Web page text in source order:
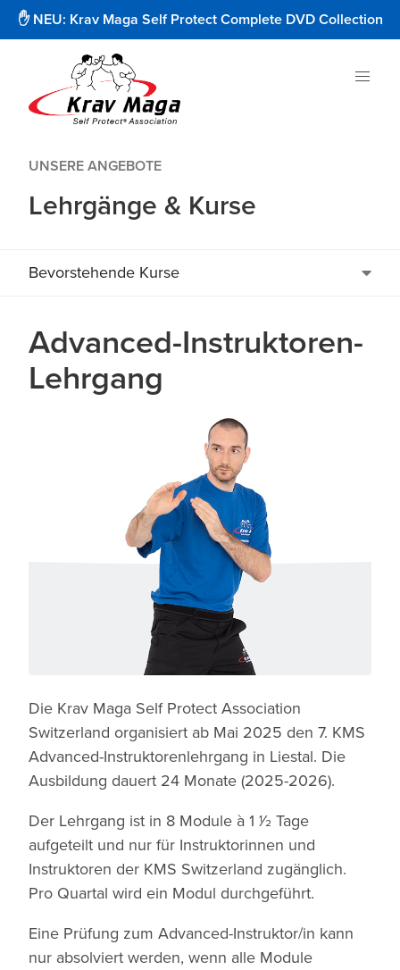
✋ NEU: Krav Maga Self Protect Complete DVD Collection
UNSERE ANGEBOTE
Lehrgänge & Kurse
Bevorstehende Kurse
Advanced-Instruktoren-
Lehrgang
Die Krav Maga Self Protect Association
Switzerland organisiert ab Mai 2025 den 7. KMS
Advanced-Instruktorenlehrgang in Liestal. Die
Ausbildung dauert 24 Monate (2025-2026).
Der Lehrgang ist in 8 Module à 1 1⁄2 Tage
aufgeteilt und nur für Instruktorinnen und
Instruktoren der KMS Switzerland zugänglich.
Pro Quartal wird ein Modul durchgeführt.
Eine Prüfung zum Advanced-Instruktor/in kann
nur absolviert werden, wenn alle Module